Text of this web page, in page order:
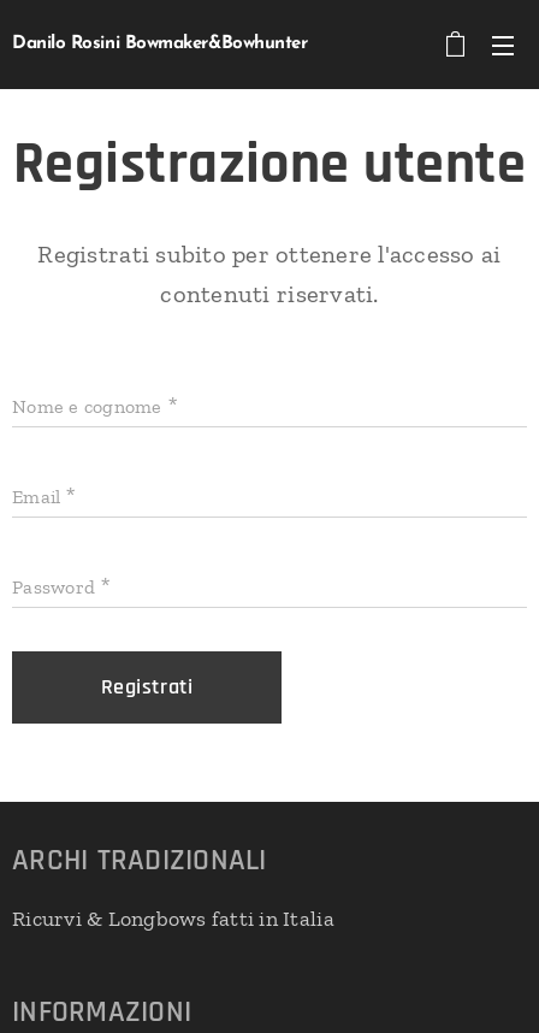
Danilo Rosini Bowmaker&Bowhunter
Registrazione utente
Registrati subito per ottenere l'accesso ai
contenuti riservati.
Nome e cognome
Email
Password
Registrati
ARCHI TRADIZIONALI
Ricurvi & Longbows fatti in Italia
INFORMAZIONI